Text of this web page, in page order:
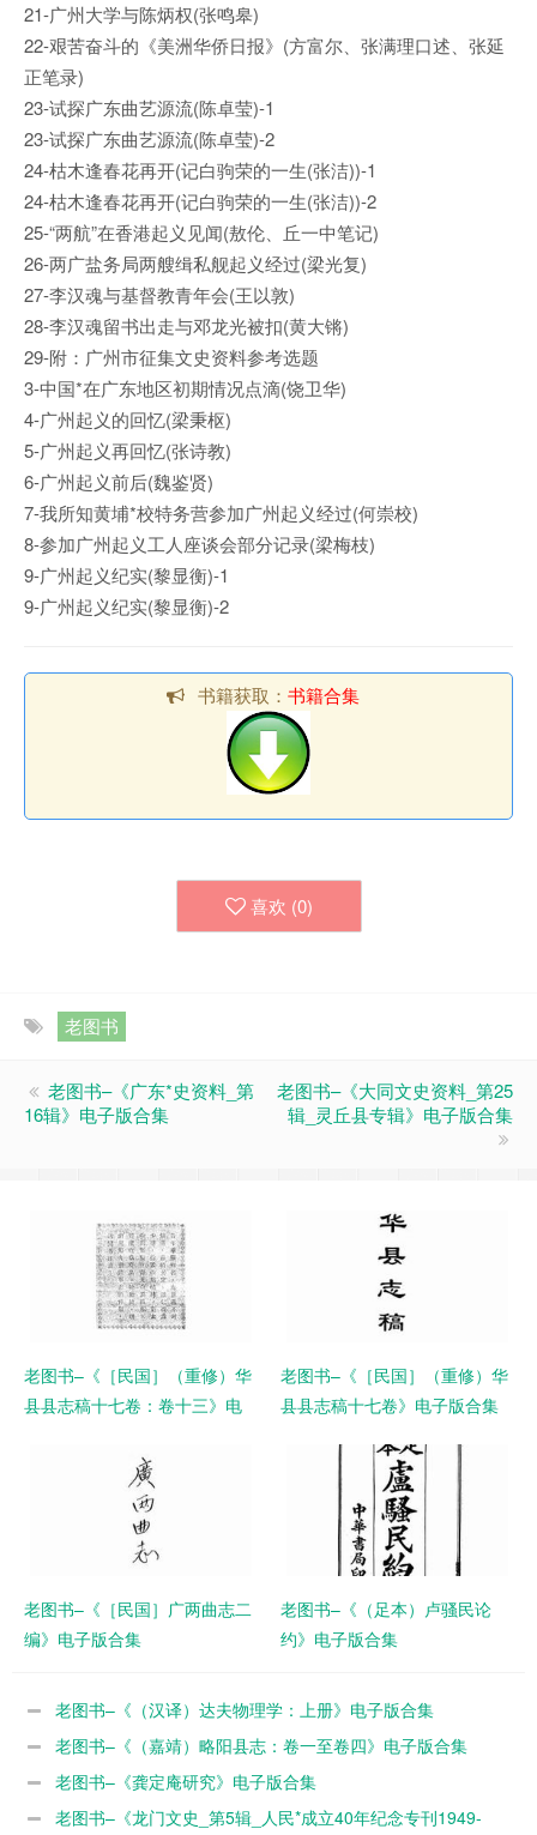
21-广州大学与陈炳权(张鸣皋)
22-艰苦奋斗的《美洲华侨日报》(方富尔、张满理口述、张延
正笔录)
23-试探广东曲艺源流(陈卓莹)-1
23-试探广东曲艺源流(陈卓莹)-2
24-枯木逢春花再开(记白驹荣的一生(张洁))-1
24-枯木逢春花再开(记白驹荣的一生(张洁))-2
25-“两航”在香港起义见闻(敖伦、丘一中笔记)
26-两广盐务局两艘缉私舰起义经过(梁光复)
27-李汉魂与基督教青年会(王以敦)
28-李汉魂留书出走与邓龙光被扣(黄大锵)
29-附：广州市征集文史资料参考选题
3-中国*在广东地区初期情况点滴(饶卫华)
4-广州起义的回忆(梁秉枢)
5-广州起义再回忆(张诗教)
6-广州起义前后(魏鉴贤)
7-我所知黄埔*校特务营参加广州起义经过(何崇校)
8-参加广州起义工人座谈会部分记录(梁梅枝)
9-广州起义纪实(黎显衡)-1
9-广州起义纪实(黎显衡)-2
书籍获取： 书籍合集
喜欢 (0)
老图书
老图书–《广东*史资料_第
16辑》电子版合集
老图书–《大同文史资料_第25
辑_灵丘县专辑》电子版合集
老图书–《［民国］（重修）华
县县志稿十七卷：卷十三》电
老图书–《［民国］（重修）华
县县志稿十七卷》电子版合集
老图书–《［民国］广两曲志二
编》电子版合集
老图书–《（足本）卢骚民论
约》电子版合集
老图书–《（汉译）达夫物理学：上册》电子版合集
老图书–《（嘉靖）略阳县志：卷一至卷四》电子版合集
老图书–《龚定庵研究》电子版合集
老图书–《龙门文史_第5辑_人民*成立40年纪念专刊1949-